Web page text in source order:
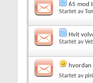
65 mod
Startet av
Hvit
Startet av
hvordan
Startet av